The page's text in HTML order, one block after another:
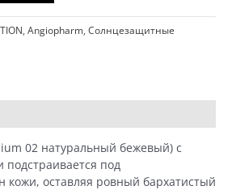
, Angiopharm, Солнцезащитные
02 натуральный бежевый) с
под
кожи, оставляя ровный бархатистый